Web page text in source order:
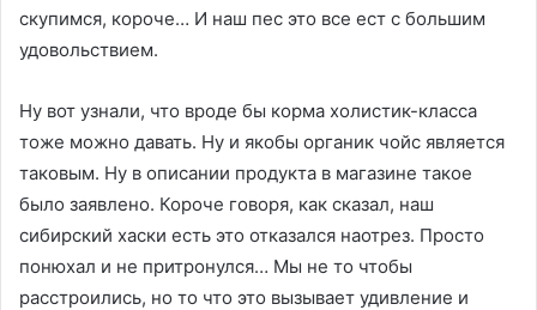
скупимся, короче… И наш пес это все ест с большим
удовольствием.
Ну вот узнали, что вроде бы корма холистик-класса
тоже можно давать. Ну и якобы органик чойс является
таковым. Ну в описании продукта в магазине такое
было заявлено. Короче говоря, как сказал, наш
сибирский хаски есть это отказался наотрез. Просто
понюхал и не притронулся… Мы не то чтобы
расстроились, но то что это вызывает удивление и